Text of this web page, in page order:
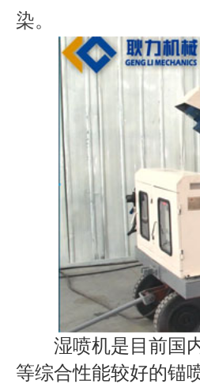
染。
湿喷机是目前国
等综合性能较好的锚